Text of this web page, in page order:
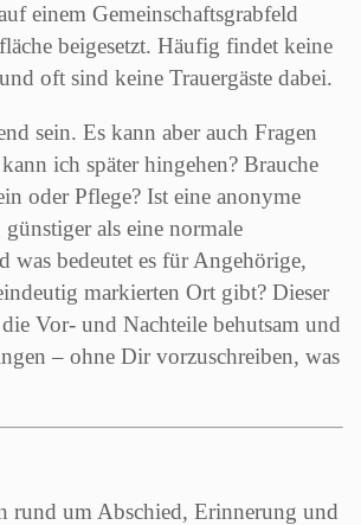
einem Gemeinschaftsgrabfeld
beigesetzt. Häufig findet keine
oft sind keine Trauergäste dabei.
sein. Es kann aber auch Fragen
ich später hingehen? Brauche
oder Pflege? Ist eine anonyme
als eine normale
was bedeutet es für Angehörige,
markierten Ort gibt? Dieser
Vor- und Nachteile behutsam und
– ohne Dir vorzuschreiben, was
rund um Abschied, Erinnerung und